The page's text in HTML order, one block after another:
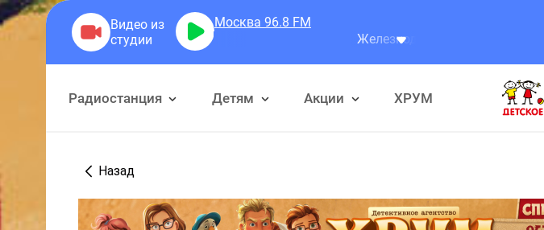
Москва 96.8 FM
Железнодорожный Детектив или
Радиостанция Детям Акции ХРУМ
Назад